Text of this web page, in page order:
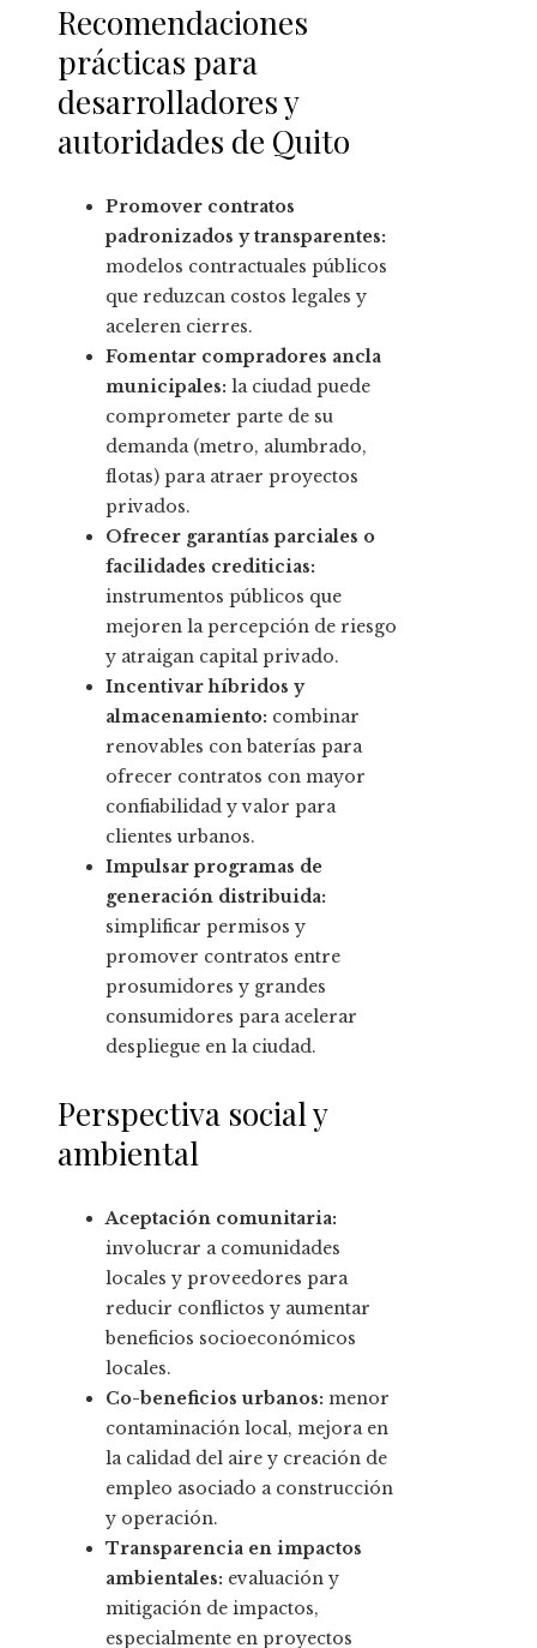
Recomendaciones
prácticas para
desarrolladores y
autoridades de Quito
Promover contratos
padronizados y transparentes:
modelos contractuales públicos
que reduzcan costos legales y
aceleren cierres.
Fomentar compradores ancla
municipales: la ciudad puede
comprometer parte de su
demanda (metro, alumbrado,
flotas) para atraer proyectos
privados.
Ofrecer garantías parciales o
facilidades crediticias:
instrumentos públicos que
mejoren la percepción de riesgo
y atraigan capital privado.
Incentivar híbridos y
almacenamiento: combinar
renovables con baterías para
ofrecer contratos con mayor
confiabilidad y valor para
clientes urbanos.
Impulsar programas de
generación distribuida:
simplificar permisos y
promover contratos entre
prosumidores y grandes
consumidores para acelerar
despliegue en la ciudad.
Perspectiva social y
ambiental
Aceptación comunitaria:
involucrar a comunidades
locales y proveedores para
reducir conflictos y aumentar
beneficios socioeconómicos
locales.
Co-beneficios urbanos: menor
contaminación local, mejora en
la calidad del aire y creación de
empleo asociado a construcción
y operación.
Transparencia en impactos
ambientales: evaluación y
mitigación de impactos,
especialmente en proyectos